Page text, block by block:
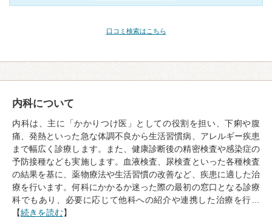
口コミ検索はこちら
内科について
内科は、主に「かかりつけ医」としての役割を担い、下痢や腹
痛、発熱といった急な体調不良から生活習慣病、アレルギー疾患
まで幅広く診療します。また、健康診断後の精密検査や感染症の
予防接種なども実施します。血液検査、尿検査といった各種検査
の結果を基に、薬物療法や生活習慣の改善など、疾患に適した治
療を行います。何科にかかるか迷った際の最初の窓口となる診療
科でもあり、必要に応じて他科への紹介や連携した治療を行…
【続きを読む】